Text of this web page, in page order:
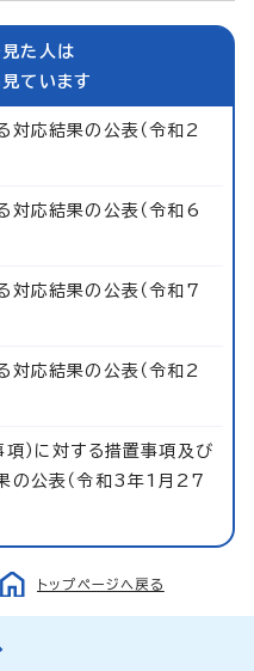
見た人は
ています
対応結果の公表（令和2
対応結果の公表（令和6
対応結果の公表（令和7
対応結果の公表（令和2
）に対する措置事項及び
の公表（令和3年1月27
トップページへ戻る